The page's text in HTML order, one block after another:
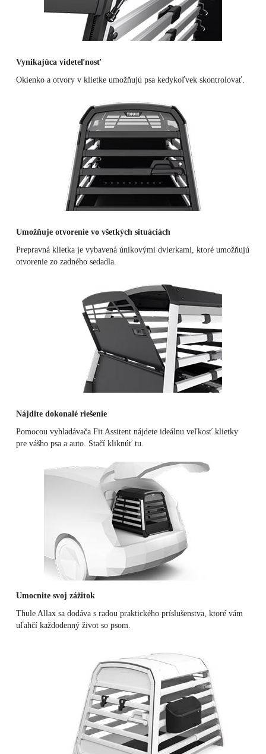
Vynikajúca videteľnosť
Okienko a otvory v klietke umožňujú psa kedykoľvek skontrolovať.
Umožňuje otvorenie vo všetkých situáciách
Prepravná klietka je vybavená únikovými dvierkami, ktoré umožňujú
otvorenie zo zadného sedadla.
Nájdite dokonalé riešenie
Pomocou vyhladávača Fit Assitent nájdete ideálnu veľkosť klietky
pre vášho psa a auto. Stačí kliknúť tu
Umocnite svoj zážitok
Thule Allax sa dodáva s radou praktického príslušenstva, ktoré vám
uľahčí každodenný život so psom.